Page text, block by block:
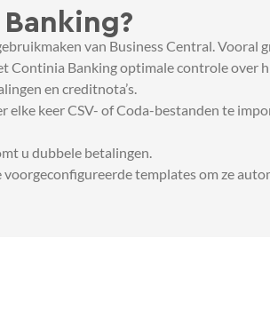
van Business Central.
Continia Banking optimale controle over
en creditnota’s.
keer CSV- of Coda-bestanden te
u dubbele betalingen.
templates om ze